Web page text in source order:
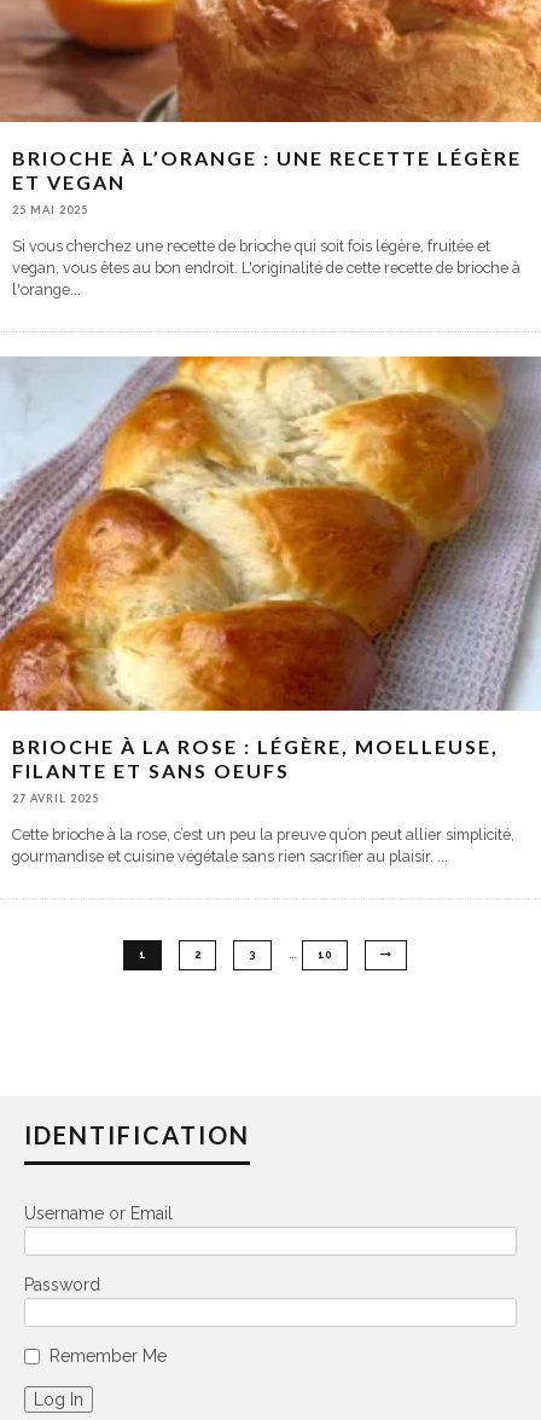
BRIOCHE À L’ORANGE : UNE RECETTE LÉGÈRE
ET VEGAN
25 MAI 2025
Si vous cherchez une recette de brioche qui soit fois légère, fruitée et
vegan, vous êtes au bon endroit. L'originalité de cette recette de brioche à
l'orange...
BRIOCHE À LA ROSE : LÉGÈRE, MOELLEUSE,
FILANTE ET SANS OEUFS
27 AVRIL 2025
Cette brioche à la rose, c’est un peu la preuve qu’on peut allier simplicité,
gourmandise et cuisine végétale sans rien sacrifier au plaisir. ...
1 2 3 … 10
IDENTIFICATION
Username or Email
Password
Remember Me